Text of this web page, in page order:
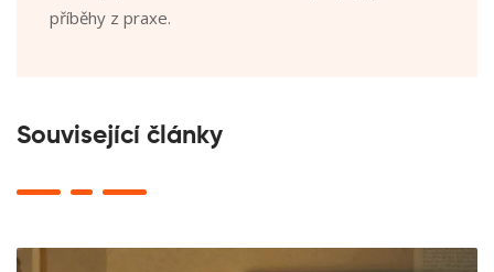
příběhy z praxe.
Související články